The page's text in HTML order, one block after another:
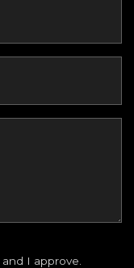
and I approve.